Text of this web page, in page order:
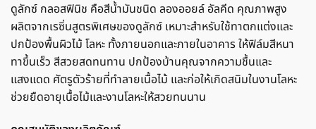
ดูลักซ์ กลอสฟินิช คือสีน้ำมันชนิด ลองออยล์ อัลคีด คุณภาพสูง
ผลิตจากเรซิ่นสูตรพิเศษของดูลักซ์ เหมาะสำหรับใช้ทาตกแต่งและ
ปกป้องพื้นผิวไม้ โลหะ ทั้งภายนอกและภายในอาคาร ให้ฟิล์มสีหนา
ทาขึ้นเร็ว สีสวยสดทนทาน ปกป้องบ้านคุณจากความชื้นและ
แสงแดด ศัตรูตัวร้ายที่ทำลายเนื้อไม้ และก่อให้เกิดสนิมในงานโลหะ
ช่วยยืดอายุเนื้อไม้และงานโลหะให้สวยทนนาน